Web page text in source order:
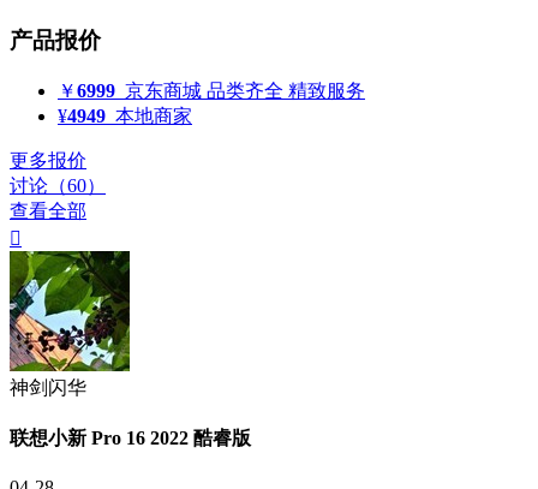
产品报价
￥6999 京东商城 品类齐全 精致服务
¥4949 本地商家
更多报价
讨论（60）
查看全部

神剑闪华
联想小新 Pro 16 2022 酷睿版